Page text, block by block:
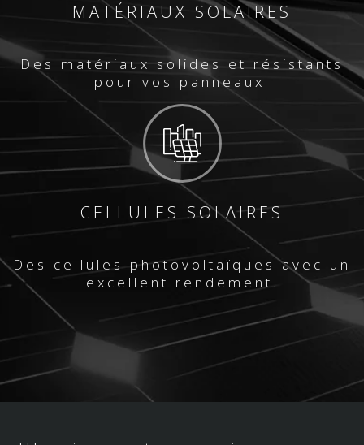
MATÉRIAUX SOLAIRES
Des matériaux solides et résistants
pour vos panneaux.
CELLULES SOLAIRES
Des cellules photovoltaïques avec un
excellent rendement.